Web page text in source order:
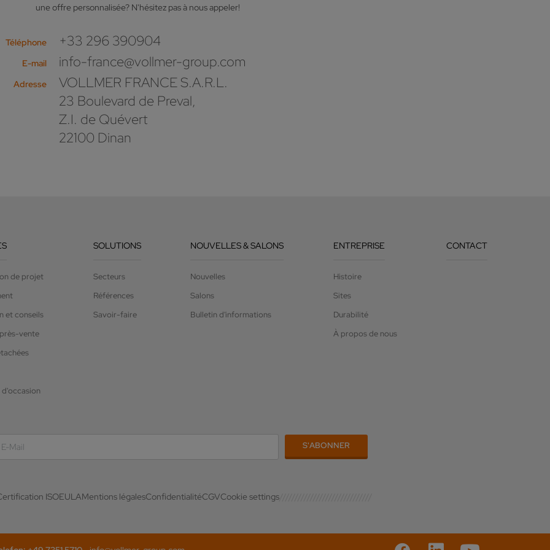
une offre personnalisée? N'hésitez pas à nous appeler!
Téléphone +33 296 390904
E-mail info-france@vollmer-group.com
Adresse
VOLLMER FRANCE S.A.R.L.
23 Boulevard de Preval,
Z.I. de Quévert
22100 Dinan
de projet
et conseils
vente
d'occasion
SOLUTIONS
Secteurs
Références
Savoir-faire
NOUVELLES & SALONS
Nouvelles
Salons
Bulletin d'informations
ENTREPRISE
Histoire
Sites
Durabilité
À propos de nous
CONTACT
ISOEULAMentions légalesConfidentialitéCGVCookie settings